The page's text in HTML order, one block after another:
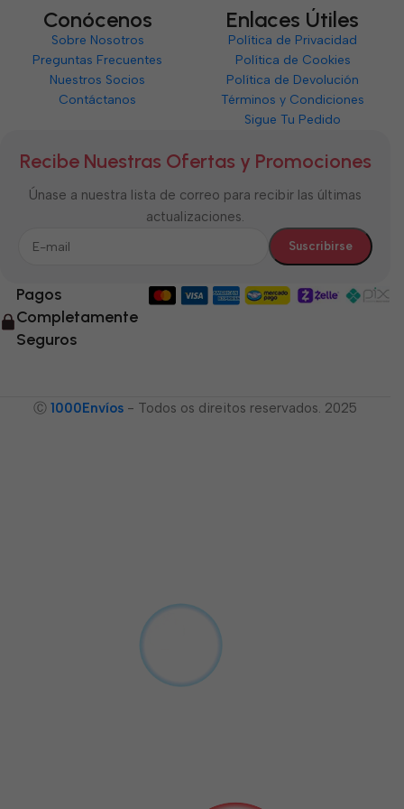
Conócenos
Sobre Nosotros
Preguntas Frecuentes
Nuestros Socios
Contáctanos
Enlaces Útiles
Política de Privacidad
Política de Cookies
Política de Devolución
Términos y Condiciones
Sigue Tu Pedido
Recibe Nuestras Ofertas y Promociones
Únase a nuestra lista de correo para recibir las últimas
actualizaciones.
Pagos
Completamente
Seguros
Ⓒ 1000Envíos - Todos os direitos reservados. 2025